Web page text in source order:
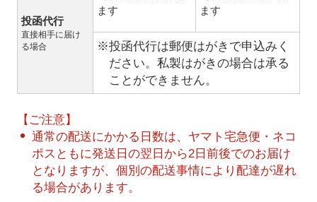
投函代行
直接相手に届け
る場合
ます
ます
※投函代行は郵便はがきで申込みく
ださい。私製はがきの場合は承る
ことができません。
【ご注意】
通常の配送にかかる日数は、ヤマト宅急便・ネコ
ポスともに発送日の翌日から2日前後でのお届け
となりますが、個別の配送事情により配達が遅れ
る場合があります。